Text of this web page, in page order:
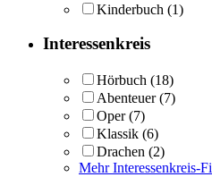
Kinderbuch (1)
Interessenkreis
Hörbuch (18)
Abenteuer (7)
Oper (7)
Klassik (6)
Drachen (2)
Mehr Interessenkreis-